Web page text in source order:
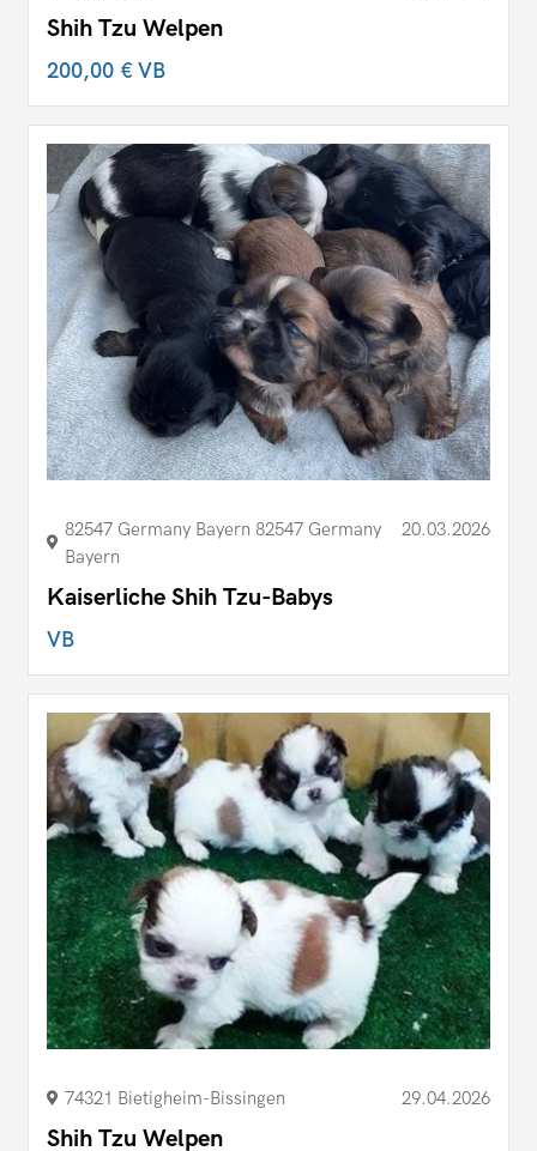
Shih Tzu Welpen
200,00 €VB
82547 Germany Bayern 82547 Germany
Bayern
20.03.2026
Kaiserliche Shih Tzu-Babys
VB
74321 Bietigheim-Bissingen 29.04.2026
Shih Tzu Welpen